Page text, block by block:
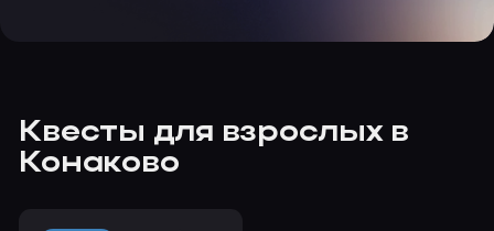
Квесты для взрослых в
Конаково